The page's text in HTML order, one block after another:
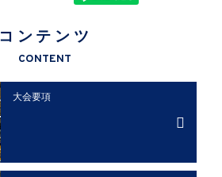
コンテンツ
CONTENT
大会要項